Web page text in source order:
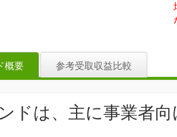
概要 参考受取収益比較
ドは、主に事業者